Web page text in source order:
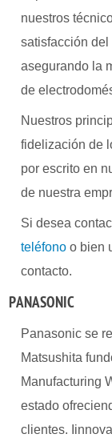
nuestros
satisfacción
asegurando la
de
Nuestros
fidelización de
por escrito en
de nuestra
Si desea
teléfono o bien
contacto.
PANASONIC
Panasonic se
Matsushita
Manufacturing
estado
clientes.